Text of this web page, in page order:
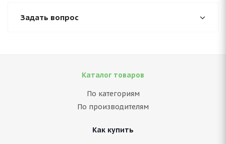
Задать вопрос
Каталог товаров
По категориям
По производителям
Как купить